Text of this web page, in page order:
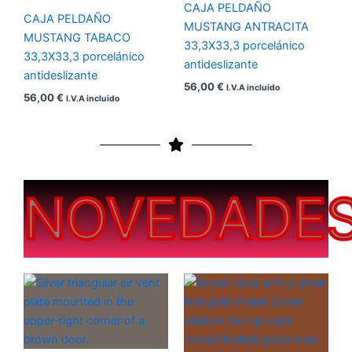
CAJA PELDAÑO
MUSTANG TABACO
33,3X33,3 porcelánico
antideslizante
56,00€ I.V.A incluido
CAJA PELDAÑO
MUSTANG ANTRACITA
33,3X33,3 porcelánico
antideslizante
56,00€ I.V.A incluido
Rango
precios:
desde
hasta
Rango
precios:
desde
200,00 €
hasta